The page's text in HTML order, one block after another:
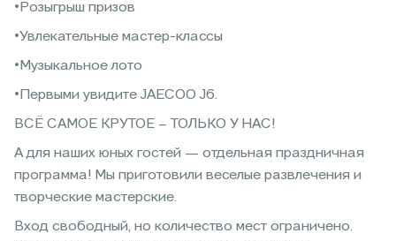
•Розыгрыш призов
•Увлекательные мастер-классы
•Музыкальное лото
•Первыми увидите JAECOO J6.
ВСЁ САМОЕ КРУТОЕ – ТОЛЬКО У НАС!
А для наших юных гостей — отдельная праздничная
программа! Мы приготовили веселые развлечения и
творческие мастерские.
Вход свободный, но количество мест ограничено.